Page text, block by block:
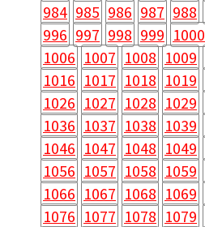
984 985 986 987 988
996 997 998 999 1000
1006 1007 1008 1009
1016 1017 1018 1019
1026 1027 1028 1029
1036 1037 1038 1039
1046 1047 1048 1049
1056 1057 1058 1059
1066 1067 1068 1069
1076 1077 1078 1079